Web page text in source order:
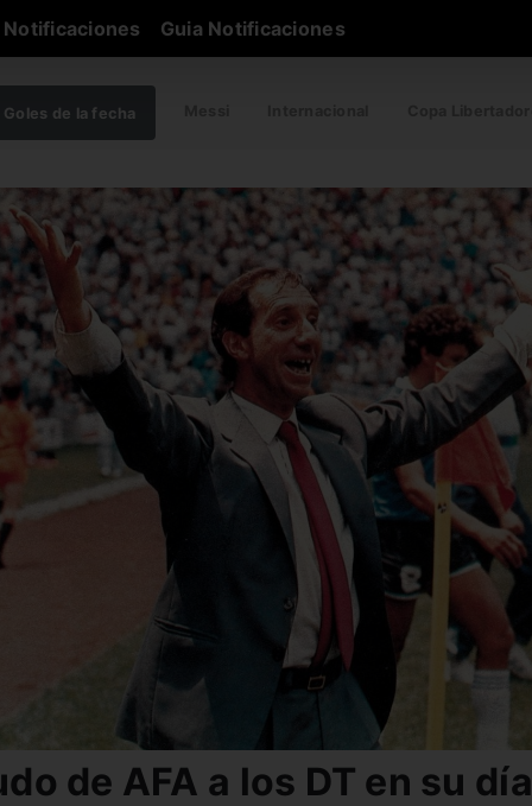
Notificaciones Guia Notificaciones
Goles de la fecha
de AFA a los DT en su día